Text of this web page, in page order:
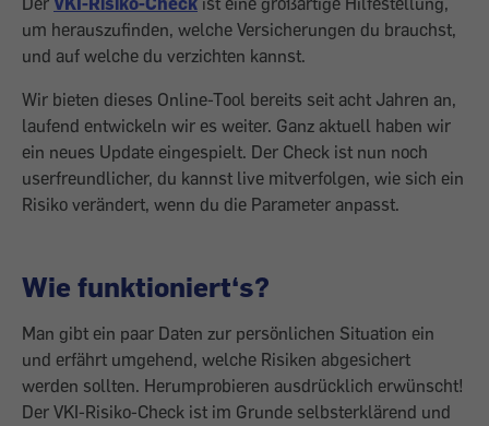
um herauszufinden, welche Versicherungen du brauchst,
und auf welche du verzichten kannst.
Wir bieten dieses Online-Tool bereits seit acht Jahren an,
laufend entwickeln wir es weiter. Ganz aktuell haben wir
ein neues Update eingespielt. Der Check ist nun noch
userfreundlicher, du kannst live mitverfolgen, wie sich ein
Risiko verändert, wenn du die Parameter anpasst.
Wie funktioniert‘s?
Man gibt ein paar Daten zur persönlichen Situation ein
und erfährt um­­gehend, welche Risiken abgesichert
werden sollten. Herumprobieren ausdrücklich erwünscht!
Der VKI-Risiko-Check ist im Grunde selbsterklärend und